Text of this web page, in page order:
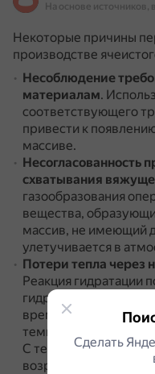
Некоторые причины
производстве
Несоблюдение
материалам.
соответствующего
привести к
массиве.
Несогласованность
схватывания
газообразования
вещества,
массив, не имеющий
улетучивается в
Потери тепла через
Реакция гидратации
гидросиликатов
время слива
температура смеси
С течением времени
возрастать, слои
Сделать